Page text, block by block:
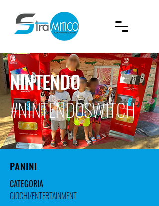
NINTENDO
#NINTENDOSWITCH
PANINI
CATEGORIA
GIOCHI/ENTERTAINMENT